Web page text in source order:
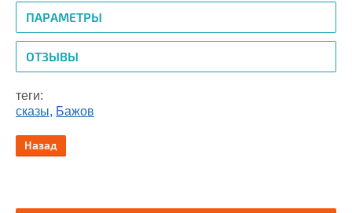
ПАРАМЕТРЫ
ОТЗЫВЫ
теги:
сказы, Бажов
Назад